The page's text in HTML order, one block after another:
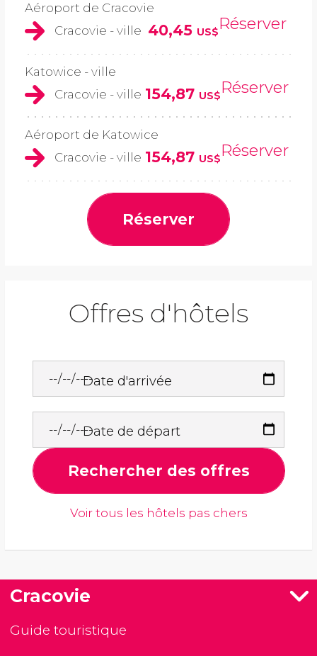
Aéroport de Cracovie
Cracovie - ville 40,45 US$Réserver
Katowice - ville
Cracovie - ville 154,87 US$Réserver
Aéroport de Katowice
Cracovie - ville 154,87 US$Réserver
Réserver
Offres d'hôtels
Date d'arrivée
Date de départ
Rechercher des offres
Voir tous les hôtels pas chers
Cracovie
Guide touristique